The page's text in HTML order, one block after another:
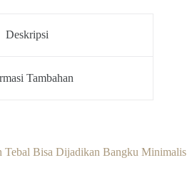
Deskripsi
Tambahan
Tebal Bisa Dijadikan Bangku Minimalis